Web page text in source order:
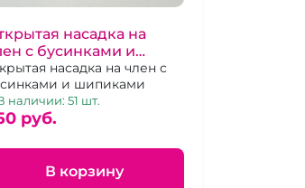
насадка на
с бусинками и
цвет в
насадка на член с
и шипиками
наличии: 51 шт.
pуб.
В корзину